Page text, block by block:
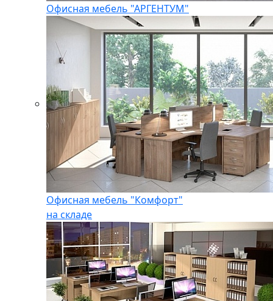
Офисная мебель "АРГЕНТУМ"
Офисная мебель "Комфорт"
на складе